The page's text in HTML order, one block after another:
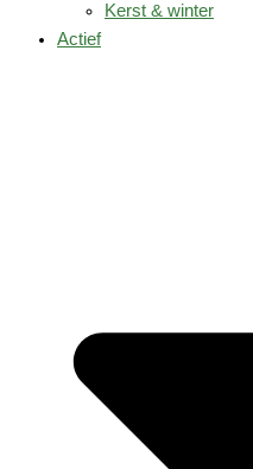
Kerst & winter
Actief